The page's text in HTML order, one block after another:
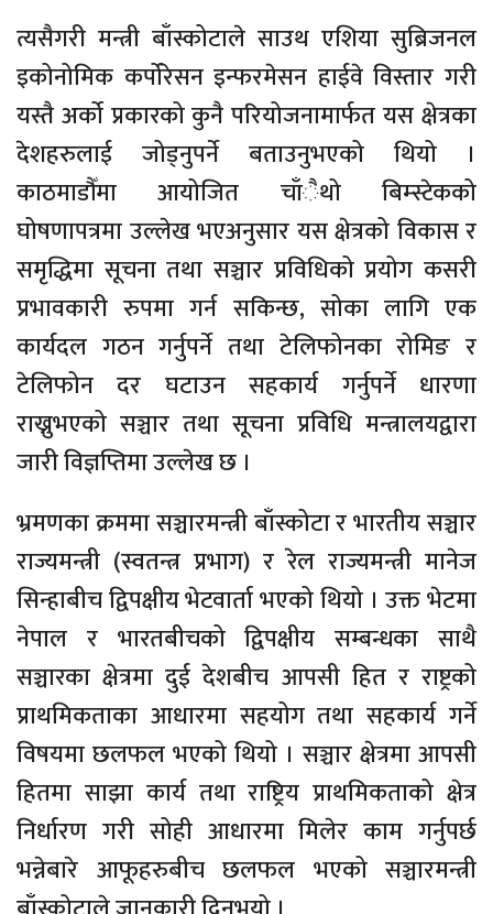
त्यसैगरी मन्त्री बाँस्कोटाले साउथ एशिया सुब्रिजनल
इकोनोमिक कर्पोरेसन इन्फरमेसन हाईवे विस्तार गरी
यस्तै अर्को प्रकारको कुनै परियोजनामार्फत यस क्षेत्रका
देशहरुलाई जोड्नुपर्ने बताउनुभएको थियो ।
काठमाडौँमा आयोजित चाँैथो बिम्स्टेकको
घोषणापत्रमा उल्लेख भएअनुसार यस क्षेत्रको विकास र
समृद्धिमा सूचना तथा सञ्चार प्रविधिको प्रयोग कसरी
प्रभावकारी रुपमा गर्न सकिन्छ, सोका लागि एक
कार्यदल गठन गर्नुपर्ने तथा टेलिफोनका रोमिङ र
टेलिफोन दर घटाउन सहकार्य गर्नुपर्ने धारणा
राख्नुभएको सञ्चार तथा सूचना प्रविधि मन्त्रालयद्वारा
जारी विज्ञप्तिमा उल्लेख छ ।
भ्रमणका क्रममा सञ्चारमन्त्री बाँस्कोटा र भारतीय सञ्चार
राज्यमन्त्री (स्वतन्त्र प्रभाग) र रेल राज्यमन्त्री मानेज
सिन्हाबीच द्विपक्षीय भेटवार्ता भएको थियो । उक्त भेटमा
नेपाल र भारतबीचको द्विपक्षीय सम्बन्धका साथै
सञ्चारका क्षेत्रमा दुई देशबीच आपसी हित र राष्ट्रको
प्राथमिकताका आधारमा सहयोग तथा सहकार्य गर्ने
विषयमा छलफल भएको थियो । सञ्चार क्षेत्रमा आपसी
हितमा साझा कार्य तथा राष्ट्रिय प्राथमिकताको क्षेत्र
निर्धारण गरी सोही आधारमा मिलेर काम गर्नुपर्छ
भन्नेबारे आफूहरुबीच छलफल भएको सञ्चारमन्त्री